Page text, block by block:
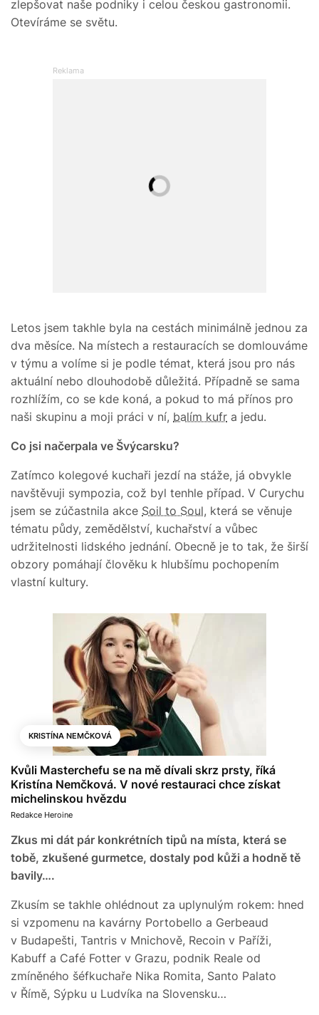
zlepšovat naše podniky i celou českou gastronomii.
Otevíráme se světu.
Letos jsem takhle byla na cestách minimálně jednou za
dva měsíce. Na místech a restauracích se domlouváme
v týmu a volíme si je podle témat, která jsou pro nás
aktuální nebo dlouhodobě důležitá. Případně se sama
rozhlížím, co se kde koná, a pokud to má přínos pro
naši skupinu a moji práci v ní, balím kufr a jedu.
Co jsi načerpala ve Švýcarsku?
Zatímco kolegové kuchaři jezdí na stáže, já obvykle
navštěvuji sympozia, což byl tenhle případ. V Curychu
jsem se zúčastnila akce Soil to Soul, která se věnuje
tématu půdy, zemědělství, kuchařství a vůbec
udržitelnosti lidského jednání. Obecně je to tak, že širší
obzory pomáhají člověku k hlubšímu pochopením
vlastní kultury.
KRISTÍNA NEMČKOVÁ
Kvůli Masterchefu se na mě dívali skrz prsty, říká
Kristína Nemčková. V nové restauraci chce získat
michelinskou hvězdu
Redakce Heroine
Zkus mi dát pár konkrétních tipů na místa, která se
tobě, zkušené gurmetce, dostaly pod kůži a hodně tě
bavily….
Zkusím se takhle ohlédnout za uplynulým rokem: hned
si vzpomenu na kavárny Portobello a Gerbeaud
v Budapešti, Tantris v Mnichově, Recoin v Paříži,
Kabuff a Café Fotter v Grazu, podnik Reale od
zmíněného šéfkuchaře Nika Romita, Santo Palato
v Římě, Sýpku u Ludvíka na Slovensku…